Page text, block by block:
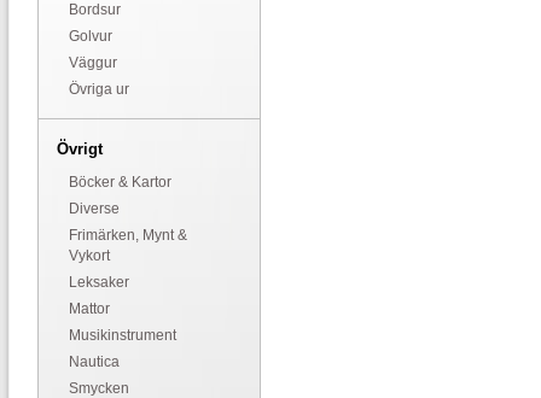
Bordsur
Golvur
Väggur
Övriga ur
Övrigt
Böcker & Kartor
Diverse
Frimärken, Mynt &
Vykort
Leksaker
Mattor
Musikinstrument
Nautica
Smycken